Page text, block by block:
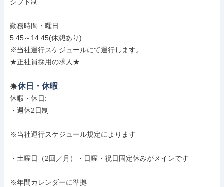
勤務時間・曜日:
5:45～14:45(休憩あり)
※当社運行スケジュールにて運行します。
★正社員採用の求人★
休日・休暇
休暇・休日:
・週休2日制
※当社運行スケジュール規定によります
・土曜日（2回／月）・日曜・祝日固定休みがメインです
※年間カレンダーに準拠